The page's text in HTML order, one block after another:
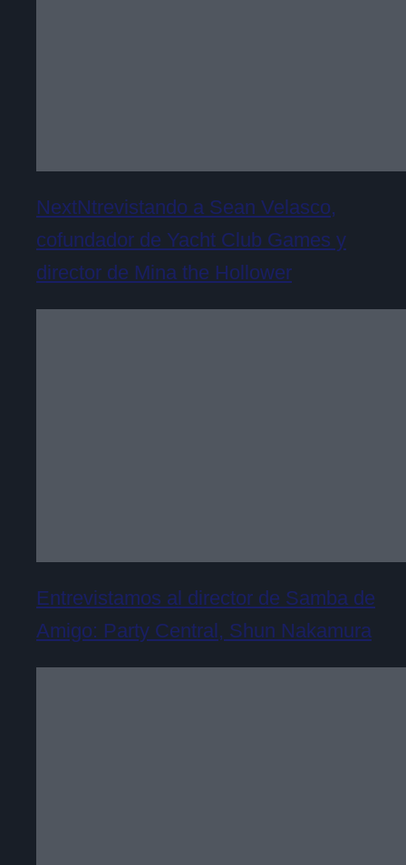
NextNtrevistando a Sean Velasco,
cofundador de Yacht Club Games y
director de Mina the Hollower
Entrevistamos al director de Samba de
Amigo: Party Central, Shun Nakamura